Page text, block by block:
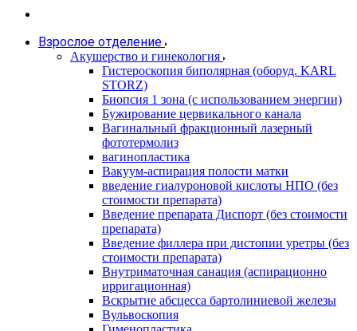
Взрослое отделение
Акушерство и гинекология
Гистероскопия биполярная (оборуд. KARL
STORZ)
Биопсия 1 зона (с использованием энергии)
Бужирование цервикального канала
Вагинальный фракционный лазерный
фототермолиз
вагинопластика
Вакуум-аспирация полости матки
введение гиалуроновой кислоты НПО (без
стоимости препарата)
Введение препарата Диспорт (без стоимости
препарата)
Введение филлера при дистопии уретры (без
стоимости препарата)
Внутриматочная санация (аспирационно
ирригационная)
Вскрытие абсцесса бартолиниевой железы
Вульвоскопия